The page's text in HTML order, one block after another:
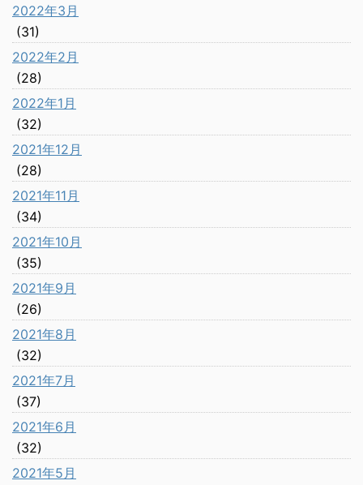
2022年3月
(31)
2022年2月
(28)
2022年1月
(32)
2021年12月
(28)
2021年11月
(34)
2021年10月
(35)
2021年9月
(26)
2021年8月
(32)
2021年7月
(37)
2021年6月
(32)
2021年5月